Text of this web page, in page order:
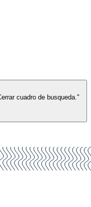
cuadro de busqueda."